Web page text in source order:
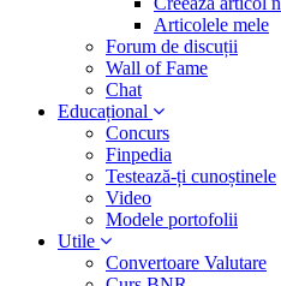
Articolele mele
Forum de discuții
Wall of Fame
Chat
Educațional
Concurs
Finpedia
Testează-ți cunoștinele
Video
Modele portofolii
Utile
Convertoare Valutare